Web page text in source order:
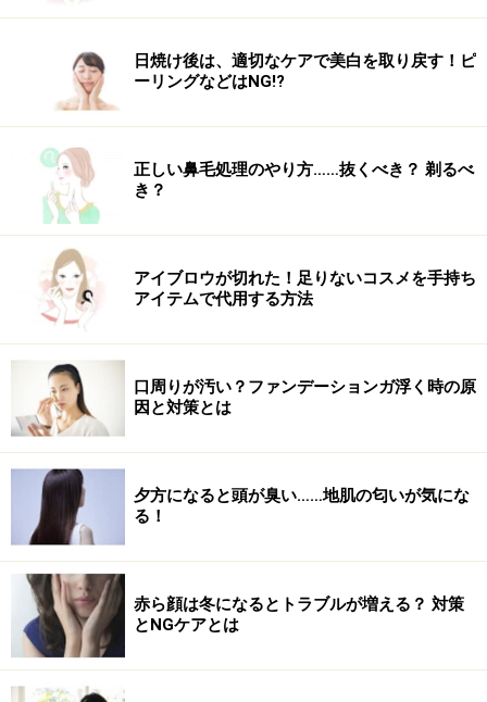
カラダについた余分な脂肪が燃えているのだとしたら、
うれしいことです。
【美容面】での変化
一、アンダーバストが小さく見え、カラダにメリハリが
ついた！
着物用の下着や襦袢を着るときに、ちょうどアンダーバ
ストのあたりで紐を結びます。これが開き気味な肋骨を
閉めることになるので、アンダーバストがキュッと引き
二、背筋が伸びるので、スタイルがよく見える
背中が丸まっていると、どんなスタイルがいい人でもか
っこ悪く見えるものですが、着物を着ると自然と背筋が
シャンと伸びますので、スタイルがよく見える(と自分で
思ってます)。
その他期待されること
また、特に自覚はないものの、きっとカラダにいいであ
ろう点を以下に書いておきます。
日焼け後は、適切なケアで美白を取り戻す！ピ
ーリングなどはNG!?
正しい鼻毛処理のやり方……抜くべき？ 剃るべ
き？
アイブロウが切れた！足りないコスメを手持ち
アイテムで代用する方法
口周りが汚い？ファンデーションガ浮く時の原
因と対策とは
夕方になると頭が臭い……地肌の匂いが気にな
る！
赤ら顔は冬になるとトラブルが増える？ 対策
とNGケアとは